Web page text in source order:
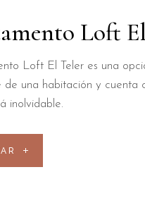
Loft
Loft El Teler es una
de una habitación y cuenta
inolvidable.